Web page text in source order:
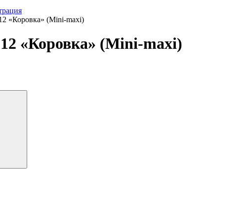
«Коровка» (Mini-maxi)
«Коровка» (Mini-maxi)